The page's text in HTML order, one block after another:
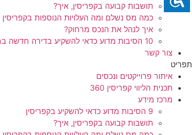
תושבות קבועה בקפריסין, איך?
כמה מס נשלם ומה העלויות הנוספות בקפריסין
איך לנהל את הנכס מרחוק?
10 הסיבות מדוע כדאי להשקיע בדירה חדשה בחו”ל בשלב הפריסייל
צור קשר
תפריט
איתור פרוייקטים ונכסים
תכנית הליווי קפריסין 360
מרכז מידע
9 הסיבות מדוע כדאי להשקיע בקפריסין
תושבות קבועה בקפריסין, איך?